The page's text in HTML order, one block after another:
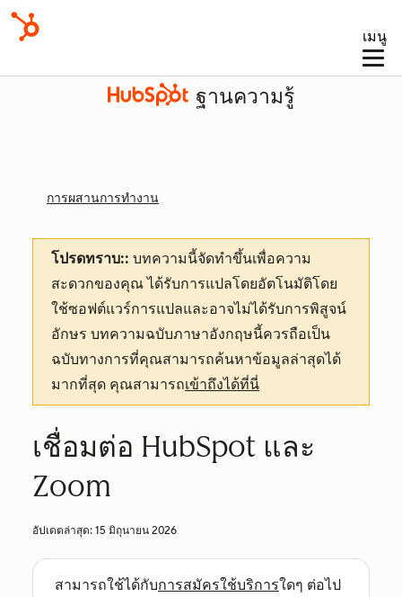
เมนู
ฐานความรู้
การผสานการทำงาน
โปรดทราบ:: บทความนี้จัดทำขึ้นเพื่อความ
สะดวกของคุณได้รับการแปลโดยอัตโนมัติโดย
ใช้ซอฟต์แวร์การแปลและอาจไม่ได้รับการพิสูจน์
อักษร บทความฉบับภาษาอังกฤษนี้ควรถือเป็น
ฉบับทางการที่คุณสามารถค้นหาข้อมูลล่าสุดได้
มากที่สุด คุณสามารถเข้าถึงได้ที่นี่
เชื่อมต่อ HubSpot และ
Zoom
อัปเดตล่าสุด: 15 มิถุนายน 2026
สามารถใช้ได้กับการสมัครใช้บริการใดๆ ต่อไป